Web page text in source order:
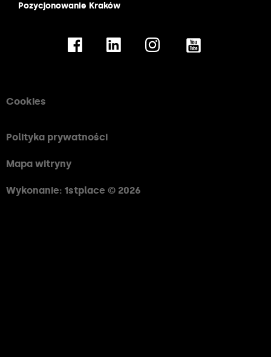
Pozycjonowanie Kraków
Cookies
Polityka prywatności
Mapa witryny
Wykonanie: 1stplace © 2026